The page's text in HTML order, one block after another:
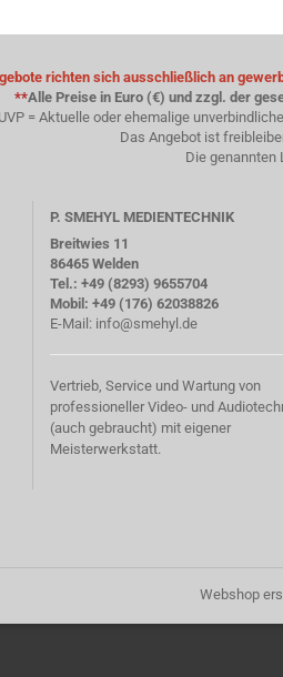
richten sich ausschließlich an
**Alle Preise in Euro (€) und zzgl. der
UVP = Aktuelle oder ehemalige
Das Angebot ist
Die genannten
P. SMEHYL MEDIENTECHNIK
Breitwies 11
86465 Welden
Tel.: +49 (8293) 9655704
Mobil: +49 (176) 62038826
E-Mail: info@smehyl.de
Vertrieb, Service und Wartung von
professioneller Video- und
(auch gebraucht) mit eigener
Meisterwerkstatt.
Webshop